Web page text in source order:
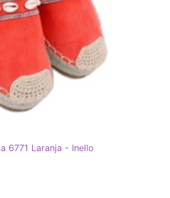
6771 Laranja - Inello